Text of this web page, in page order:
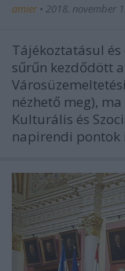
amier • 2018. november
Tájékoztatásul
sűrűn kezdődött
nézhető meg),
Kulturális és
napirendi